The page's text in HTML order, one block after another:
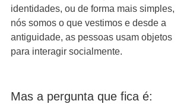
identidades, ou de forma mais simples,
nós somos o que vestimos e desde a
antiguidade, as pessoas usam objetos
para interagir socialmente.
Mas a pergunta que fica é: